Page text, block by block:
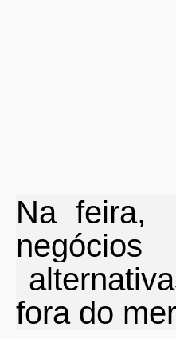
Na feira,
negócios
fora do